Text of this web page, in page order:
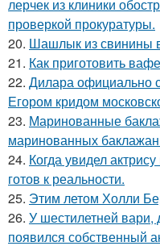
лерчек из клиники
проверкой прокуратуры.
20. Шашлык из свинины
21. Как приготовить
22. Дилара официально
Егором кридом
23. Маринованные
маринованных
24. Когда увидел
готов к реальности.
25. Этим летом Холли
26. У шестилетней
появился собственный